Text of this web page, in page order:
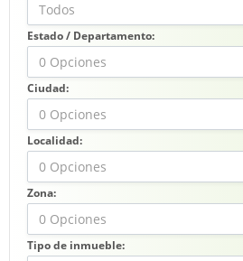
Todos
Estado / Departamento:
0 Opciones
Ciudad:
0 Opciones
Localidad:
0 Opciones
Zona:
0 Opciones
Tipo de inmueble: